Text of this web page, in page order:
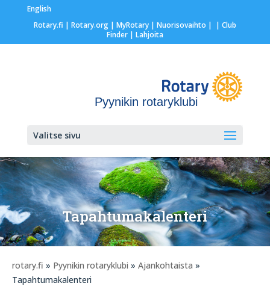
English
Rotary.fi | Rotary.org| MyRotary | Nuorisovaihto | | Club
Finder| Lahjoita
Pyynikin rotaryklubi
Valitse sivu
Tapahtumakalenteri
rotary.fi » Pyynikin rotaryklubi » Ajankohtaista »
Tapahtumakalenteri